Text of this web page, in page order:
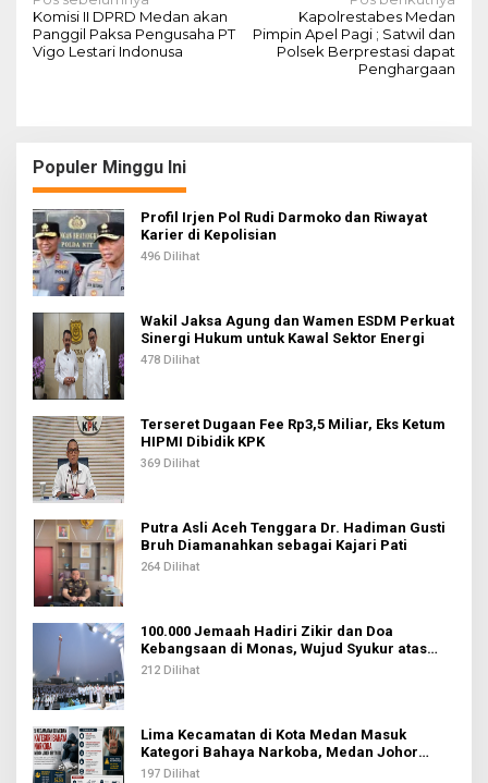
a
v
a
s
i
p
o
s
Komisi II DPRD Medan akan
Panggil Paksa Pengusaha PT
Vigo Lestari Indonusa
Kapolrestabes Medan
Pimpin Apel Pagi ; Satwil dan
Polsek Berprestasi dapat
Penghargaan
Populer Minggu Ini
Profil Irjen Pol Rudi Darmoko dan Riwayat
Karier di Kepolisian
496 Dilihat
Wakil Jaksa Agung dan Wamen ESDM Perkuat
Sinergi Hukum untuk Kawal Sektor Energi
478 Dilihat
Terseret Dugaan Fee Rp3,5 Miliar, Eks Ketum
HIPMI Dibidik KPK
369 Dilihat
Putra Asli Aceh Tenggara Dr. Hadiman Gusti
Bruh Diamanahkan sebagai Kajari Pati
264 Dilihat
100.000 Jemaah Hadiri Zikir dan Doa
Kebangsaan di Monas, Wujud Syukur atas
Kemerdekaan Indonesia
212 Dilihat
Lima Kecamatan di Kota Medan Masuk
Kategori Bahaya Narkoba, Medan Johor
Tertinggi
197 Dilihat